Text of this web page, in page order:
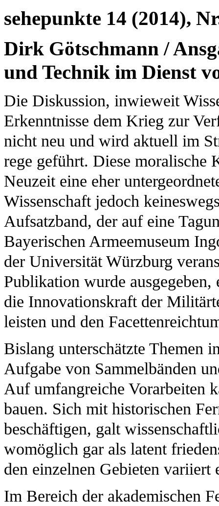
sehepunkte 14 (2014),
Dirk Götschmann /
und Technik im Dienst
Die Diskussion, inwieweit
Erkenntnisse dem Krieg zur
nicht neu und wird aktuell im
rege geführt. Diese moralische
Neuzeit eine eher
Wissenschaft jedoch
Aufsatzband, der auf eine
Bayerischen Armeemuseum
der Universität Würzburg
Publikation wurde
die Innovationskraft der
leisten und den
Bislang unterschätzte Themen
Aufgabe von Sammelbänden
Auf umfangreiche Vorarbeiten
bauen. Sich mit historischen
beschäftigen, galt
womöglich gar als latent
den einzelnen Gebieten variiert
Im Bereich der akademischen